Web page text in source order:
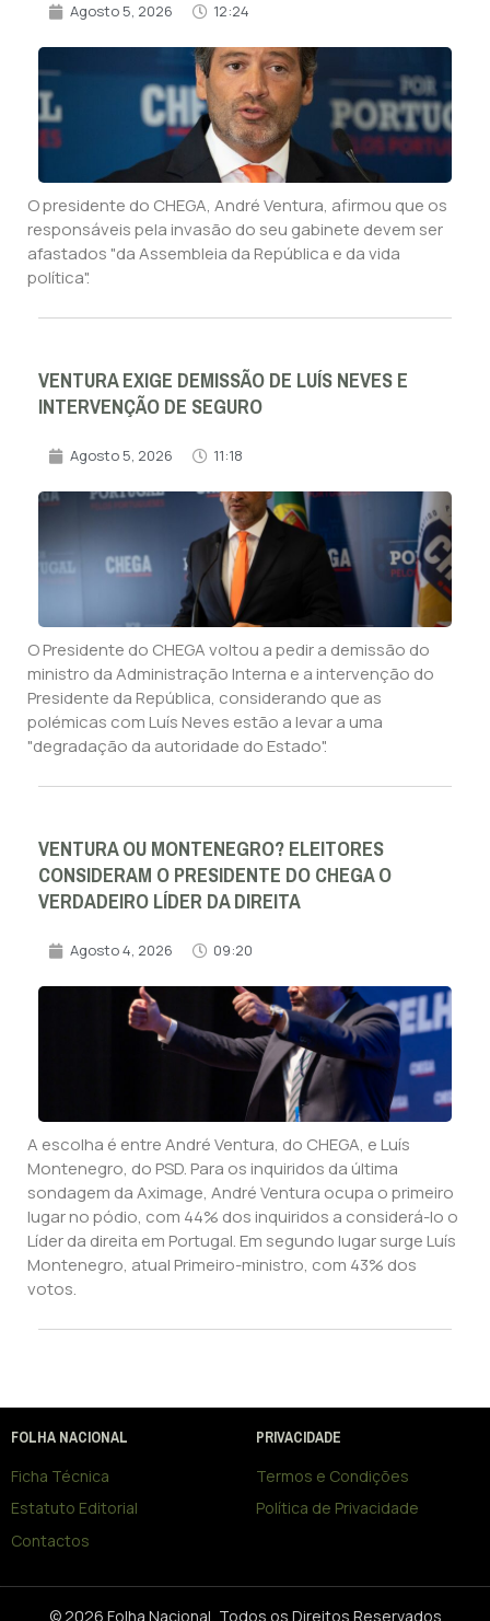
Agosto 5, 2026 12:24
O presidente do CHEGA, André Ventura, afirmou que os
responsáveis pela invasão do seu gabinete devem ser
afastados "da Assembleia da República e da vida
política".
VENTURA EXIGE DEMISSÃO DE LUÍS NEVES E
INTERVENÇÃO DE SEGURO
Agosto 5, 2026 11:18
O Presidente do CHEGA voltou a pedir a demissão do
ministro da Administração Interna e a intervenção do
Presidente da República, considerando que as
polémicas com Luís Neves estão a levar a uma
"degradação da autoridade do Estado".
VENTURA OU MONTENEGRO? ELEITORES
CONSIDERAM O PRESIDENTE DO CHEGA O
VERDADEIRO LÍDER DA DIREITA
Agosto 4, 2026 09:20
A escolha é entre André Ventura, do CHEGA, e Luís
Montenegro, do PSD. Para os inquiridos da última
sondagem da Aximage, André Ventura ocupa o primeiro
lugar no pódio, com 44% dos inquiridos a considerá-lo o
Líder da direita em Portugal. Em segundo lugar surge Luís
Montenegro, atual Primeiro-ministro, com 43% dos
votos.
FOLHA NACIONAL
Ficha Técnica
Estatuto Editorial
Contactos
PRIVACIDADE
Termos e Condições
Política de Privacidade
© 2026 Folha Nacional, Todos os Direitos Reservados